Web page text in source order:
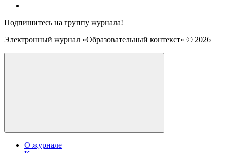
Подпишитесь на группу журнала!
Электронный журнал «Образовательный контекст» © 2026
О журнале